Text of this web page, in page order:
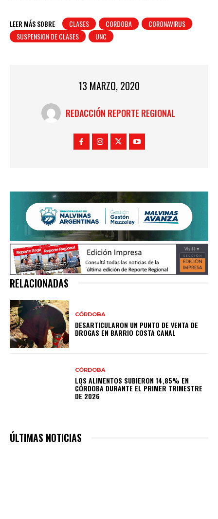
LEER MÁS SOBRE CLASES CORDOBA
CORONAVIRUS
SUSPENSION DE CLASES
UNC
13 MARZO, 2020
REDACCIÓN REPORTE REGIONAL
RELACIONADAS
CÓRDOBA
DESARTICULARON UN PUNTO DE VENTA DE
DROGAS EN BARRIO COSTA CANAL
CÓRDOBA
LOS ALIMENTOS SUBIERON 14,85% EN
CÓRDOBA DURANTE EL PRIMER TRIMESTRE
DE 2026
ÚLTIMAS NOTICIAS